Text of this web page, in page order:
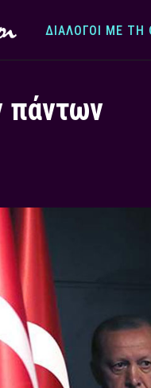
ΔΙΆΛΟΓΟΙ ΜΕ ΤΗ
πάντων